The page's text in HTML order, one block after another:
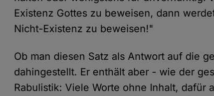
Existenz Gottes zu beweisen, dann
Nicht-Existenz zu beweisen!"
Ob man diesen Satz als Antwort auf die
dahingestellt. Er enthält aber - wie der
Rabulistik: Viele Worte ohne Inhalt, dafür